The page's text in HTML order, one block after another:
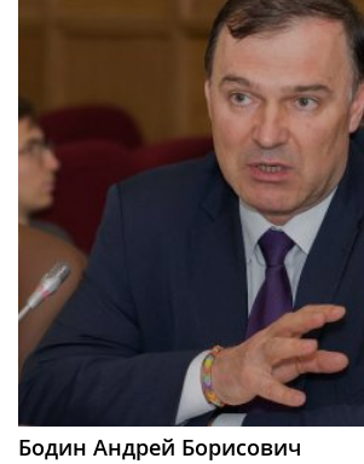
Бодин Андрей Борисович